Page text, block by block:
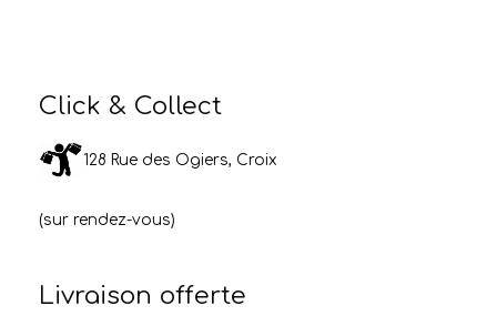
Click & Collect
128 Rue des Ogiers, Croix
(sur rendez-vous)
Livraison offerte